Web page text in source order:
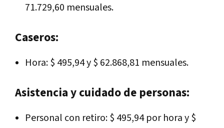
71.729,60 mensuales.
Caseros:
Hora: $ 495,94 y $ 62.868,81 mensuales.
Asistencia y cuidado de personas:
Personal con retiro: $ 495,94 por hora y $